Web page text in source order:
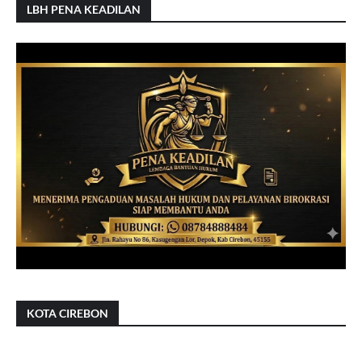
LBH PENA KEADILAN
KOTA CIREBON